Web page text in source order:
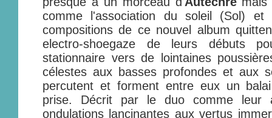
comme l'association du soleil (Sol)
compositions de ce nouvel album
electro-shoegaze de leurs débuts
stationnaire vers de lointaines
célestes aux basses profondes et aux
percutent et forment entre eux un
prise. Décrit par le duo comme leur
ondulations lancinantes aux vertus